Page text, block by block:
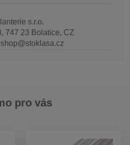
s.r.o.
747 23 Bolatice, CZ
pro vás